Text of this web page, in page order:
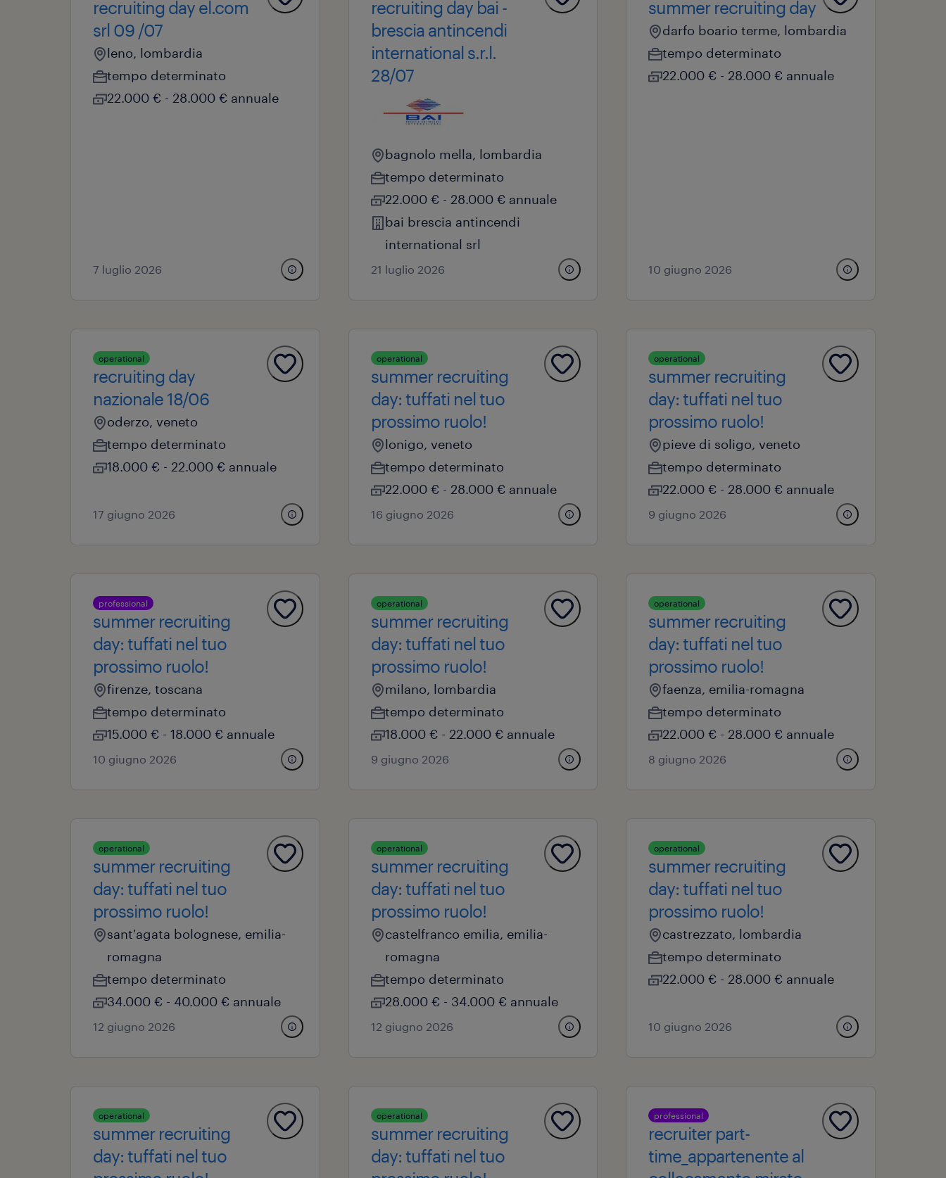
recruiting day el.com
srl 09 /07
leno, lombardia
tempo determinato
22.000 € - 28.000 € annuale
7 luglio 2026
recruiting day bai -
brescia antincendi
international s.r.l.
28/07
bagnolo mella, lombardia
tempo determinato
22.000 € - 28.000 € annuale
bai brescia antincendi
international srl
21 luglio 2026
summer recruiting day
darfo boario terme, lombardia
tempo determinato
22.000 € - 28.000 € annuale
10 giugno 2026
operational
recruiting day
nazionale 18/06
oderzo, veneto
tempo determinato
18.000 € - 22.000 € annuale
17 giugno 2026
operational
summer recruiting
day: tuffati nel tuo
prossimo ruolo!
lonigo, veneto
tempo determinato
22.000 € - 28.000 € annuale
16 giugno 2026
operational
summer recruiting
day: tuffati nel tuo
prossimo ruolo!
pieve di soligo, veneto
tempo determinato
22.000 € - 28.000 € annuale
9 giugno 2026
professional
summer recruiting
day: tuffati nel tuo
prossimo ruolo!
firenze, toscana
tempo determinato
15.000 € - 18.000 € annuale
10 giugno 2026
operational
summer recruiting
day: tuffati nel tuo
prossimo ruolo!
milano, lombardia
tempo determinato
18.000 € - 22.000 € annuale
9 giugno 2026
operational
summer recruiting
day: tuffati nel tuo
prossimo ruolo!
faenza, emilia-romagna
tempo determinato
22.000 € - 28.000 € annuale
8 giugno 2026
operational
summer recruiting
day: tuffati nel tuo
prossimo ruolo!
sant'agata bolognese, emilia-
romagna
tempo determinato
34.000 € - 40.000 € annuale
12 giugno 2026
operational
summer recruiting
day: tuffati nel tuo
prossimo ruolo!
castelfranco emilia, emilia-
romagna
tempo determinato
28.000 € - 34.000 € annuale
12 giugno 2026
operational
summer recruiting
day: tuffati nel tuo
prossimo ruolo!
castrezzato, lombardia
tempo determinato
22.000 € - 28.000 € annuale
10 giugno 2026
operational
summer recruiting
day: tuffati nel tuo
operational
summer recruiting
day: tuffati nel tuo
professional
recruiter part-
time_appartenente al